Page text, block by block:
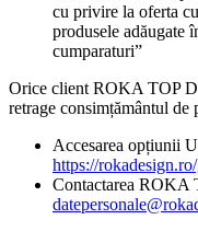
cu privire la oferta
produsele adăugate
cumparaturi”
Orice client ROKA TOP
retrage consimțământul de
Accesarea opțiunii
https://
Contactarea ROKA